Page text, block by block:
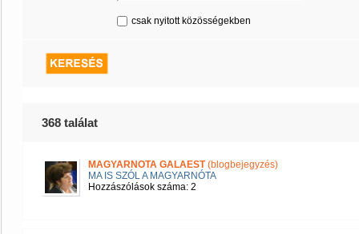
csak nyitott közösségekben
368 találat
MAGYARNOTA GALAEST(blogbejegyzés)
MA IS SZÓL A MAGYARNÓTA
Hozzászólások száma: 2